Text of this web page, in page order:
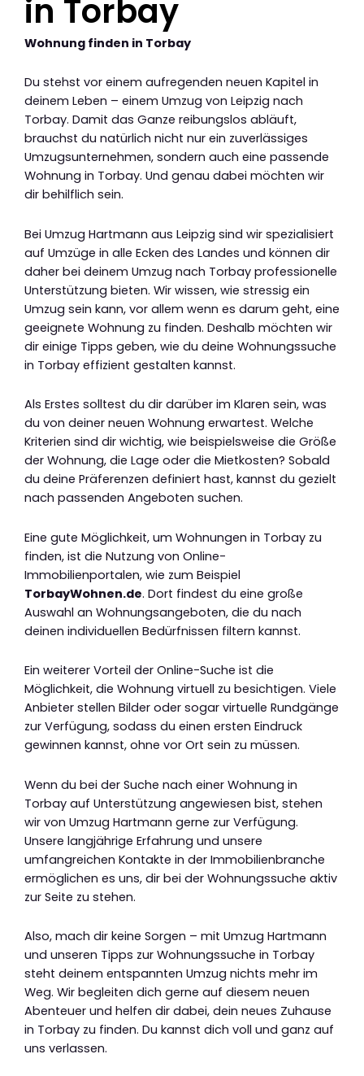
in Torbay
Wohnung finden in Torbay
Du stehst vor einem aufregenden neuen Kapitel in
deinem Leben – einem Umzug von Leipzig nach
Torbay. Damit das Ganze reibungslos abläuft,
brauchst du natürlich nicht nur ein zuverlässiges
Umzugsunternehmen, sondern auch eine passende
Wohnung in Torbay. Und genau dabei möchten wir
dir behilflich sein.
Bei Umzug Hartmann aus Leipzig sind wir spezialisiert
auf Umzüge in alle Ecken des Landes und können dir
daher bei deinem Umzug nach Torbay professionelle
Unterstützung bieten. Wir wissen, wie stressig ein
Umzug sein kann, vor allem wenn es darum geht, eine
geeignete Wohnung zu finden. Deshalb möchten wir
dir einige Tipps geben, wie du deine Wohnungssuche
in Torbay effizient gestalten kannst.
Als Erstes solltest du dir darüber im Klaren sein, was
du von deiner neuen Wohnung erwartest. Welche
Kriterien sind dir wichtig, wie beispielsweise die Größe
der Wohnung, die Lage oder die Mietkosten? Sobald
du deine Präferenzen definiert hast, kannst du gezielt
nach passenden Angeboten suchen.
Eine gute Möglichkeit, um Wohnungen in Torbay zu
finden, ist die Nutzung von Online-
Immobilienportalen, wie zum Beispiel
TorbayWohnen.de. Dort findest du eine große
Auswahl an Wohnungsangeboten, die du nach
deinen individuellen Bedürfnissen filtern kannst.
Ein weiterer Vorteil der Online-Suche ist die
Möglichkeit, die Wohnung virtuell zu besichtigen. Viele
Anbieter stellen Bilder oder sogar virtuelle Rundgänge
zur Verfügung, sodass du einen ersten Eindruck
gewinnen kannst, ohne vor Ort sein zu müssen.
Wenn du bei der Suche nach einer Wohnung in
Torbay auf Unterstützung angewiesen bist, stehen
wir von Umzug Hartmann gerne zur Verfügung.
Unsere langjährige Erfahrung und unsere
umfangreichen Kontakte in der Immobilienbranche
ermöglichen es uns, dir bei der Wohnungssuche aktiv
zur Seite zu stehen.
Also, mach dir keine Sorgen – mit Umzug Hartmann
und unseren Tipps zur Wohnungssuche in Torbay
steht deinem entspannten Umzug nichts mehr im
Weg. Wir begleiten dich gerne auf diesem neuen
Abenteuer und helfen dir dabei, dein neues Zuhause
in Torbay zu finden. Du kannst dich voll und ganz auf
uns verlassen.